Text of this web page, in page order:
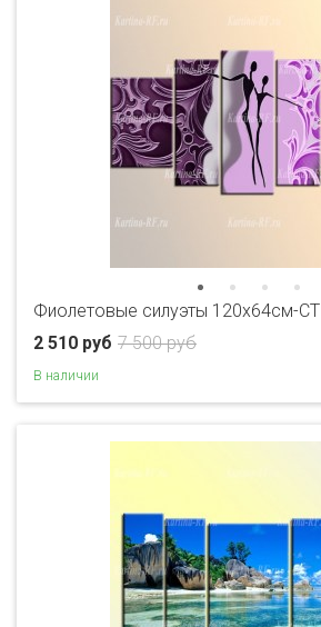
Фиолетовые силуэты 120х64см-CT
7 500 руб
2 510 руб
В наличии